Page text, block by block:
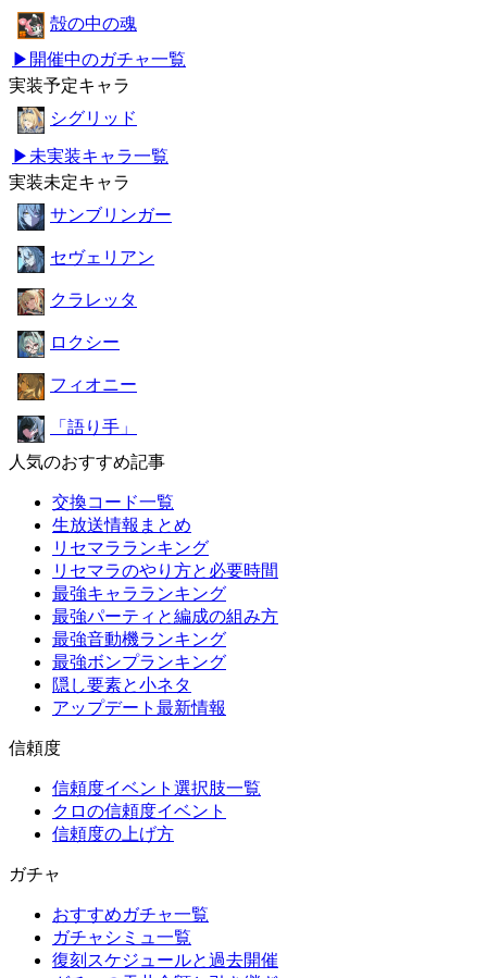
殻の中の魂
▶開催中のガチャ一覧
実装予定キャラ
シグリッド
▶未実装キャラ一覧
実装未定キャラ
サンブリンガー
セヴェリアン
クラレッタ
ロクシー
フィオニー
「語り手」
人気のおすすめ記事
交換コード一覧
生放送情報まとめ
リセマラランキング
リセマラのやり方と必要時間
最強キャラランキング
最強パーティと編成の組み方
最強音動機ランキング
最強ボンプランキング
隠し要素と小ネタ
アップデート最新情報
信頼度
信頼度イベント選択肢一覧
クロの信頼度イベント
信頼度の上げ方
ガチャ
おすすめガチャ一覧
ガチャシミュ一覧
復刻スケジュールと過去開催